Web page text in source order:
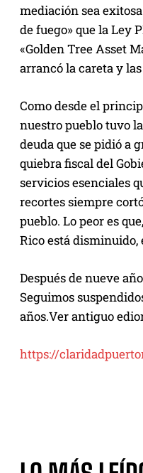
mediación sea
de fuego» que la Ley
«Golden Tree Asset
arrancó la careta y
Como desde el
nuestro pueblo tuvo
deuda que se pidió a
quiebra fiscal del
servicios esenciales
recortes siempre
pueblo. Lo peor es
Rico está
Después de nueve
Seguimos
años.Ver antiguo
https://